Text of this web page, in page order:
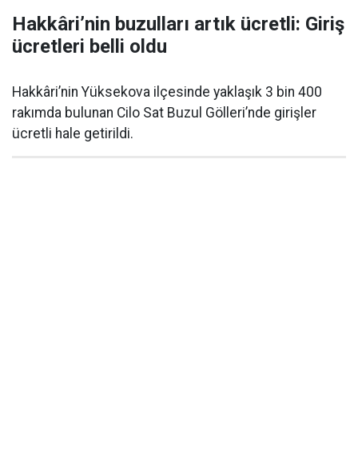
Hakkâri’nin buzulları artık ücretli: Giriş
ücretleri belli oldu
Hakkâri’nin Yüksekova ilçesinde yaklaşık 3 bin 400
rakımda bulunan Cilo Sat Buzul Gölleri’nde girişler
ücretli hale getirildi.